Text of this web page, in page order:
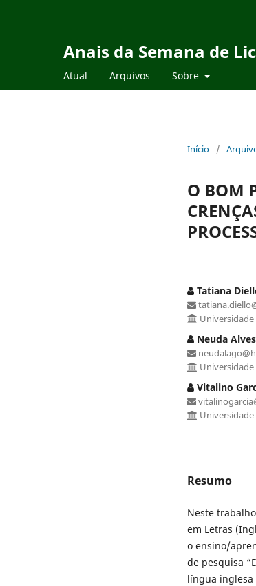
Anais da Semana de
Atual Arquivos Sobre
Início /
O BOM
Tatiana
Universidade
Neuda
Universidade
Vitalino
Universidade
Resumo
Neste
em Letras
o ensino/
de pesquisa
língua inglesa